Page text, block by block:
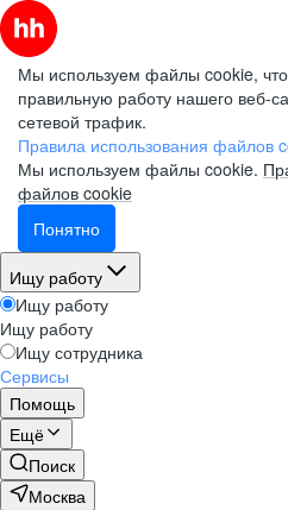
Мы используем файлы cookie,
правильную работу нашего веб-
сетевой трафик.
Правила использования файлов
Мы используем файлы cookie.
файлов cookie
Понятно
Ищу работу
Ищу работу
Ищу работу
Ищу сотрудника
Сервисы
Помощь
Ещё
Поиск
Москва